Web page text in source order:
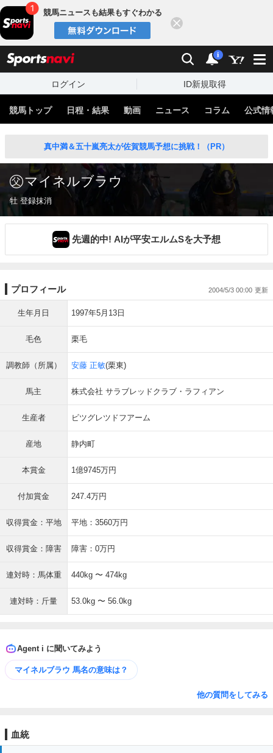
競馬ニュースも結果もすぐわかる
検索 通知
i
ログイン ID新規取得
競馬トップ 日程・結果 動画 ニュース コラム 公式情
真中満＆五十嵐亮太が佐賀競馬予想に挑戦！（PR）
マイネルブラウ
牡 登録抹消
先週的中! AIが平安エルムSを大予想
プロフィール 2004/5/3 00:00
生年月日 1997年5月13日
毛色 栗毛
調教師（所属） 安藤 正敏(栗東)
馬主 株式会社 サラブレッドクラブ・ラフィアン
生産者 ビツグレツドフアーム
産地 静内町
本賞金 1億9745万円
付加賞金 247.4万円
収得賞金：平地 平地：3560万円
収得賞金：障害 障害：0万円
連対時：馬体重 440kg 〜 474kg
連対時：斤量 53.0kg 〜 56.0kg
Agent i に聞いてみよう
マイネルブラウ 馬名の意味は？
他の質問をしてみる
血統